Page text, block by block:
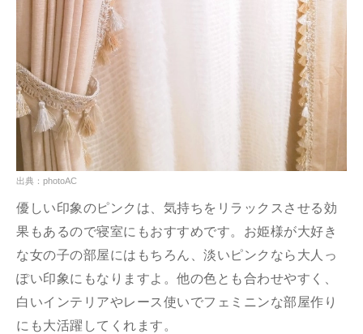
出典：photoAC
優しい印象のピンクは、気持ちをリラックスさせる効
果もあるので寝室にもおすすめです。お姫様が大好き
な女の子の部屋にはもちろん、淡いピンクなら大人っ
ぽい印象にもなりますよ。他の色とも合わせやすく、
白いインテリアやレース使いでフェミニンな部屋作り
にも大活躍してくれます。